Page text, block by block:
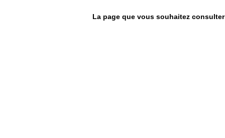
La page que vous souhaitez